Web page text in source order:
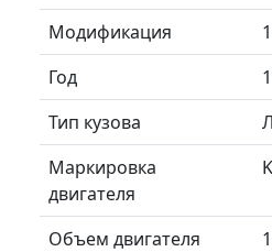
Модификация
Год
Тип кузова
Маркировка
двигателя
Объем двигателя